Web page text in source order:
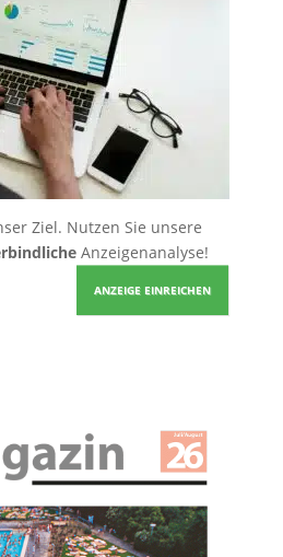
Ziel. Nutzen Sie unsere
Anzeigenanalyse!
ANZEIGE EINREICHEN